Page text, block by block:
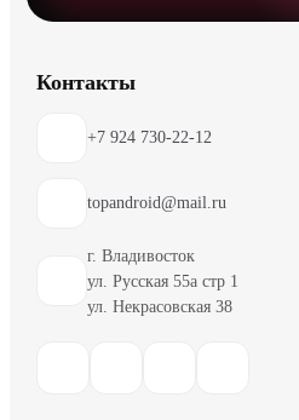
Контакты
+7 924 730-22-12
topandroid@mail.ru
г. Владивосток
ул. Русская 55а стр 1
ул. Некрасовская 38